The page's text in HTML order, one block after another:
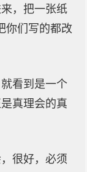
，把一张纸
你们写的都改
看到是一个
真理会的真
很好，必须